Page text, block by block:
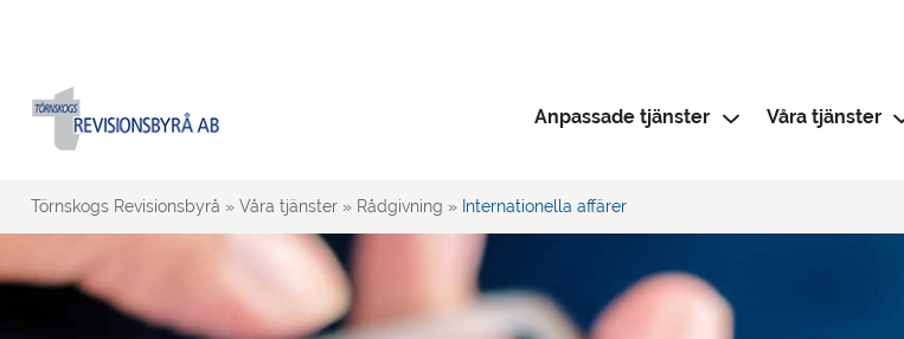
Anpassade tjänster Våra tjänster
Törnskogs Revisionsbyrå » Våra tjänster » Rådgivning » Internationella affärer